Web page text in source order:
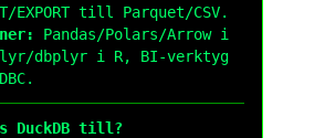
EXPORT till Parquet/CSV.
Pandas/Polars/Arrow i
dbplyr i R, BI-verktyg
DuckDB till?